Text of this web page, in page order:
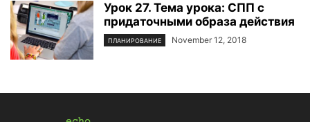
Урок 27. Тема урока: СПП с
придаточными образа действия
ПЛАНИРОВАНИЕ November 12, 2018